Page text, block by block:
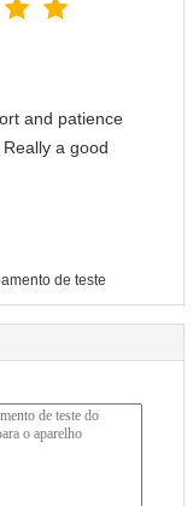
and patience
a good
de teste